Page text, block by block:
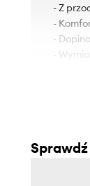
- Z
-
-
-